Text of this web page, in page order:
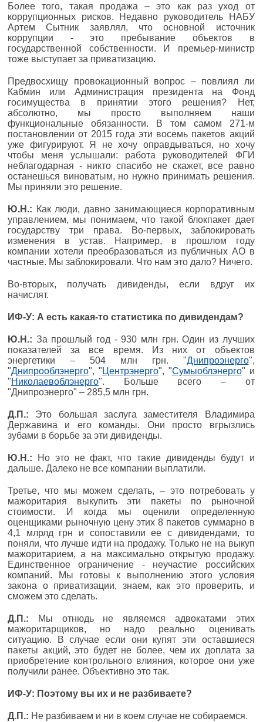
Более того, такая продажа – это как раз уход от
коррупционных рисков. Недавно руководитель НАБУ
Артем Сытник заявлял, что основной источник
коррупции - это пребывание объектов в
государственной собственности. И премьер-министр
тоже выступает за приватизацию.
Предвосхищу провокационный вопрос – повлиял ли
Кабмин или Администрация президента на Фонд
госимущества в принятии этого решения? Нет,
абсолютно, мы просто выполняем наши
функциональные обязанности. В том самом 271-м
постановлении от 2015 года эти восемь пакетов акций
уже фигурируют. Я не хочу оправдываться, но хочу
чтобы меня услышали: работа руководителей ФГИ
неблагодарная - никто спасибо не скажет, все равно
останешься виноватым, но нужно принимать решения.
Мы приняли это решение.
Ю.Н.: Как люди, давно занимающиеся корпоративным
управлением, мы понимаем, что такой блокпакет дает
государству три права. Во-первых, заблокировать
изменения в устав. Например, в прошлом году
компании хотели преобразоваться из публичных АО в
частные. Мы заблокировали. Что нам это дало? Ничего.
Во-вторых, получать дивиденды, если вдруг их
начислят.
ИФ-У: А есть какая-то статистика по дивидендам?
Ю.Н.: За прошлый год - 930 млн грн. Один из лучших
показателей за все время. Из них от объектов
энергетики – 504 млн грн. "Днипроэнерго",
"Днипрооблэнерго", " Центрэнерго", "Сумыоблэнерго" и
"Николаевоблэнерго". Больше всего – от
"Днипроэнерго" – 285,5 млн грн.
Д.П.: Это большая заслуга заместителя Владимира
Державина и его команды. Они просто вгрызлись
зубами в борьбе за эти дивиденды.
Ю.Н.: Но это не факт, что такие дивиденды будут и
дальше. Далеко не все компании выплатили.
Третье, что мы можем сделать, – это потребовать у
мажоритария выкупить эти пакеты по рыночной
стоимости. И когда мы оценили определенную
оценщиками рыночную цену этих 8 пакетов суммарно в
4,1 млрлд грн и сопоставили ее с дивидендами, то
поняли, что лучше идти на продажу. Только не на выкуп
мажоритарием, а на максимально открытую продажу.
Единственное ограничение - неучастие российских
компаний. Мы готовы к выполнению этого условия
закона о приватизации, знаем, как это проверить, и
сможем это сделать.
Д.П.: Мы отнюдь не являемся адвокатами этих
мажоритарщиков, но надо реально оценивать
ситуацию. В случае если они купят эти оставшиеся
пакеты акций, это будет не более, чем их доплата за
приобретение контрольного влияния, которое они уже
получили ранее. Объективно это так.
ИФ-У: Поэтому вы их и не разбиваете?
Д.П.: Не разбиваем и ни в коем случае не собираемся.